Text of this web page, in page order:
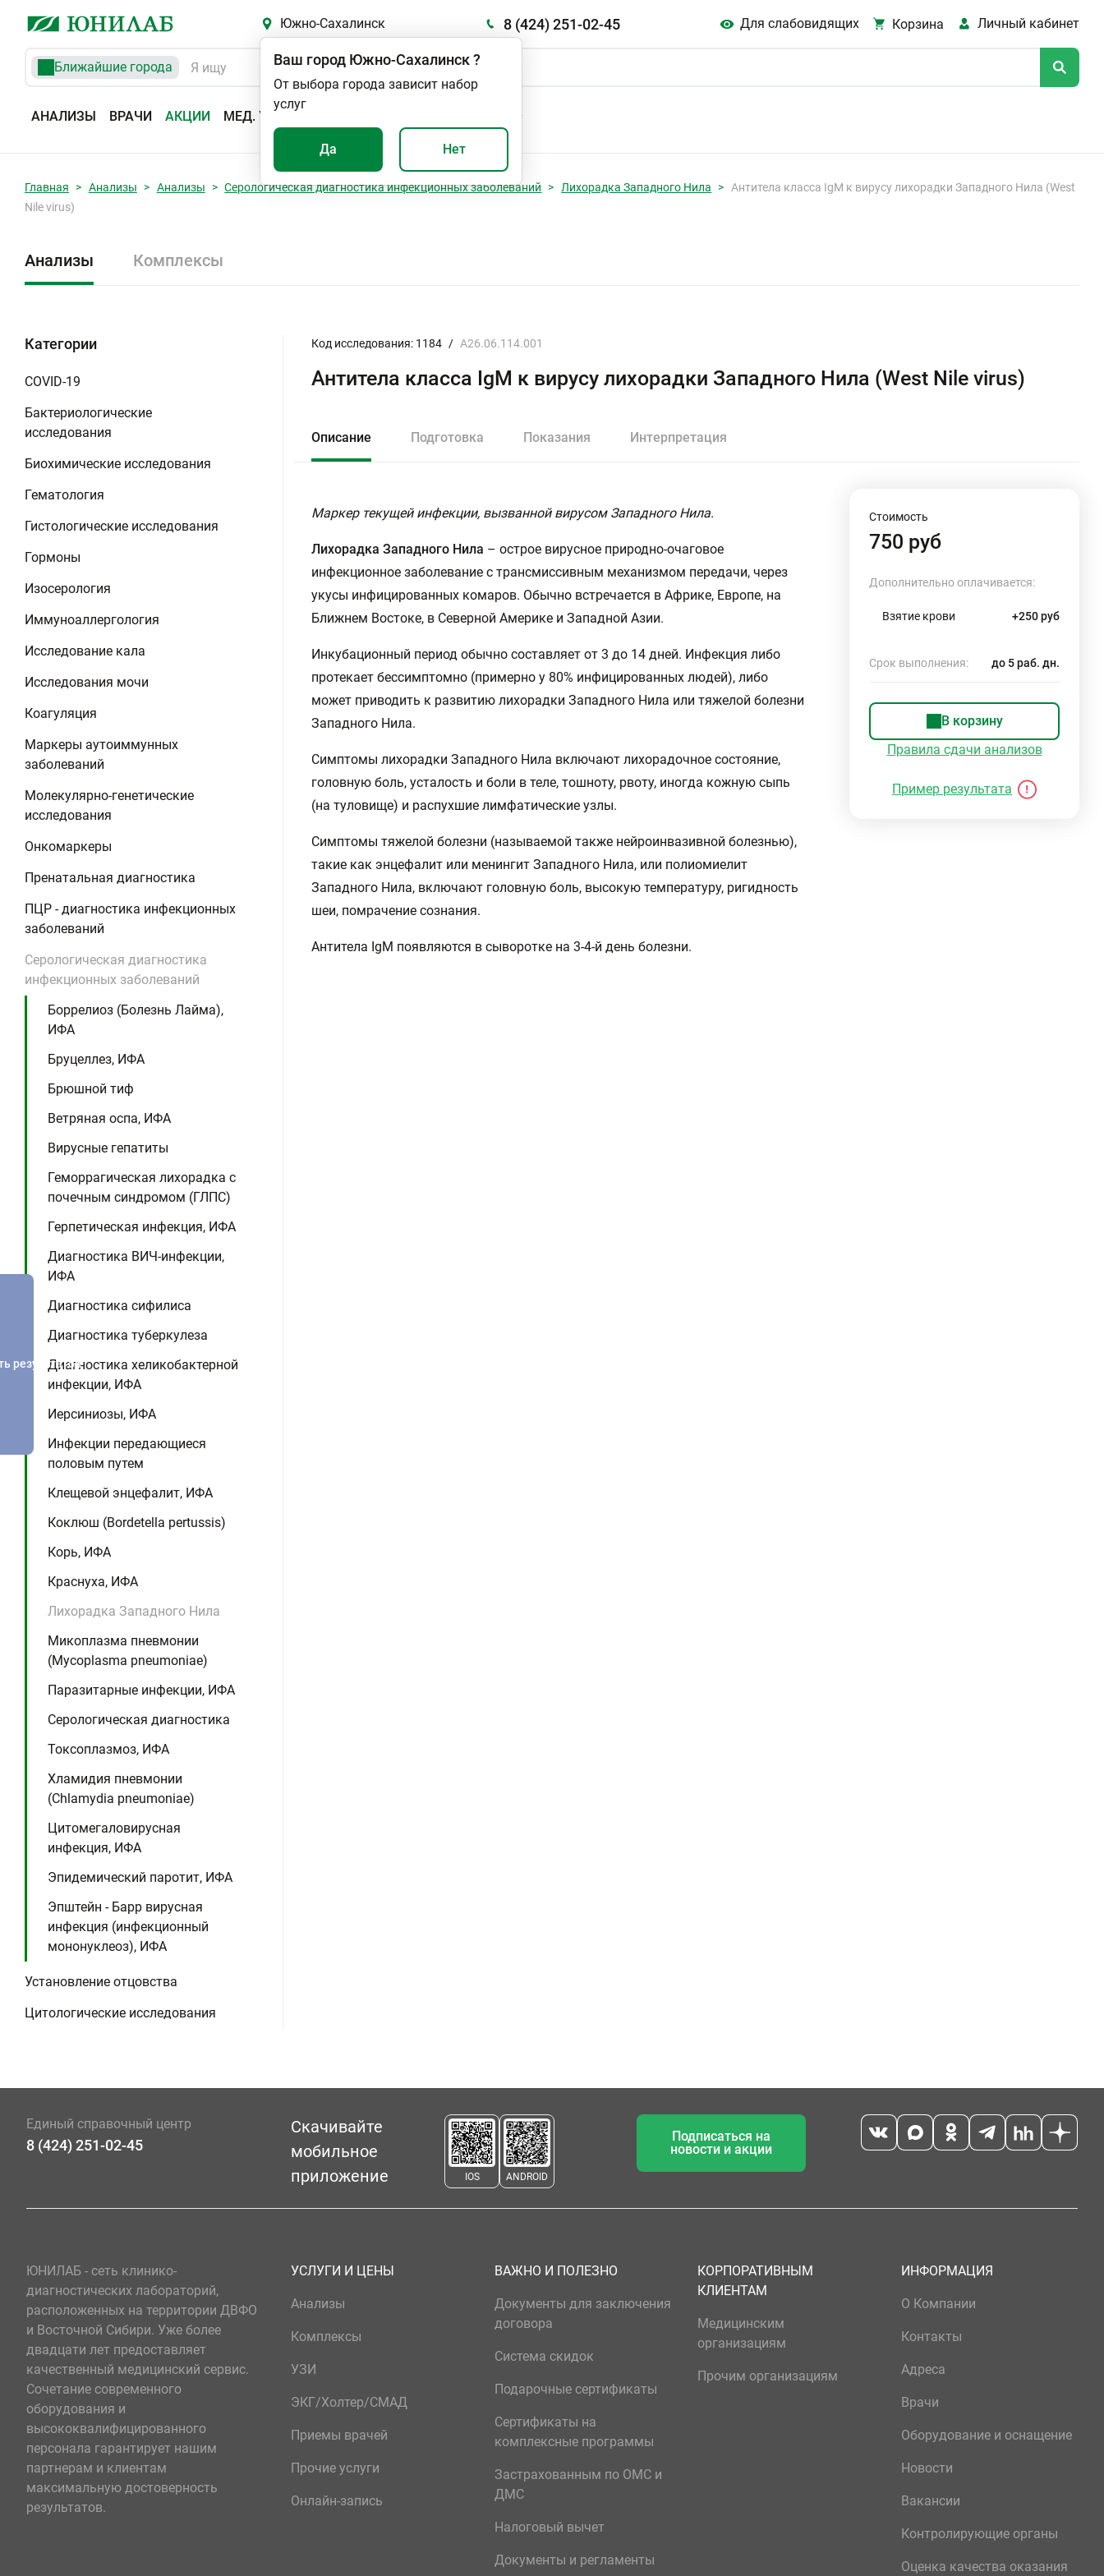
Южно-Сахалинск 8 (424) 251-02-45 Для слабовидящих Корзина Личный кабинет
Ближайшие города
АНАЛИЗЫ ВРАЧИ АКЦИИ МЕД. УСЛУГИ
Ваш город Южно-Сахалинск?
От выбора города зависит набор
услуг
Да Нет
Главная Анализы Анализы Серологическая диагностика инфекционных заболеваний Лихорадка Западного Нила
Антитела класса IgM к вирусу лихорадки Западного Нила (West
Nile virus)
Анализы Комплексы
Категории
COVID-19
Бактериологические
исследования
Биохимические исследования
Гематология
Гистологические исследования
Гормоны
Изосерология
Иммуноаллергология
Исследование кала
Исследования мочи
Коагуляция
Маркеры аутоиммунных
заболеваний
Молекулярно-генетические
исследования
Онкомаркеры
Пренатальная диагностика
ПЦР - диагностика инфекционных
заболеваний
Серологическая диагностика
инфекционных заболеваний
Боррелиоз (Болезнь Лайма),
ИФА
Бруцеллез, ИФА
Брюшной тиф
Ветряная оспа, ИФА
Вирусные гепатиты
Геморрагическая лихорадка с
почечным синдромом (ГЛПС)
Герпетическая инфекция, ИФА
Диагностика ВИЧ-инфекции,
ИФА
Диагностика сифилиса
Диагностика туберкулеза
Диагностика хеликобактерной
инфекции, ИФА
Иерсиниозы, ИФА
Инфекции передающиеся
половым путем
Клещевой энцефалит, ИФА
Коклюш (Bordetella pertussis)
Корь, ИФА
Краснуха, ИФА
Лихорадка Западного Нила
Микоплазма пневмонии
(Mycoplasma pneumoniae)
Паразитарные инфекции, ИФА
Серологическая диагностика
Токсоплазмоз, ИФА
Хламидия пневмонии
(Chlamydia pneumoniae)
Цитомегаловирусная
инфекция, ИФА
Эпидемический паротит, ИФА
Эпштейн - Барр вирусная
инфекция (инфекционный
мононуклеоз), ИФА
Установление отцовства
Цитологические исследования
Код исследования: 1184 / А26.06.114.001
Антитела класса IgM к вирусу лихорадки Западного Нила (West Nile virus)
Описание Подготовка Показания Интерпретация
Маркер текущей инфекции, вызванной вирусом Западного Нила.
Лихорадка Западного Нила – острое вирусное природно-очаговое
инфекционное заболевание с трансмиссивным механизмом передачи, через
укусы инфицированных комаров. Обычно встречается в Африке, Европе, на
Ближнем Востоке, в Северной Америке и Западной Азии.
Инкубационный период обычно составляет от 3 до 14 дней. Инфекция либо
протекает бессимптомно (примерно у 80% инфицированных людей), либо
может приводить к развитию лихорадки Западного Нила или тяжелой болезни
Западного Нила.
Симптомы лихорадки Западного Нила включают лихорадочное состояние,
головную боль, усталость и боли в теле, тошноту, рвоту, иногда кожную сыпь
(на туловище) и распухшие лимфатические узлы.
Симптомы тяжелой болезни (называемой также нейроинвазивной болезнью),
такие как энцефалит или менингит Западного Нила, или полиомиелит
Западного Нила, включают головную боль, высокую температуру, ригидность
шеи, помрачение сознания.
Антитела IgМ появляются в сыворотке на 3-4-й день болезни.
Стоимость
750 руб
Дополнительно оплачивается:
Взятие крови +250 руб
Срок выполнения: до 5 раб. дн.
В корзину
Правила сдачи анализов
Пример результата
результатов
Единый справочный центр
8 (424) 251-02-45
Скачивайте
мобильное
приложение
IOS ANDROID
Подписаться на
новости и акции
ЮНИЛАБ - сеть клинико-
диагностических лабораторий,
расположенных на территории ДВФО
и Восточной Сибири. Уже более
двадцати лет предоставляет
качественный медицинский сервис.
Сочетание современного
оборудования и
высококвалифицированного
персонала гарантирует нашим
партнерам и клиентам
максимальную достоверность
результатов.
УСЛУГИ И ЦЕНЫ
Анализы
Комплексы
УЗИ
ЭКГ/Холтер/СМАД
Приемы врачей
Прочие услуги
Онлайн-запись
ВАЖНО И ПОЛЕЗНО
Документы для заключения
договора
Система скидок
Подарочные сертификаты
Сертификаты на
комплексные программы
Застрахованным по ОМС и
ДМС
Налоговый вычет
Документы и регламенты
КОРПОРАТИВНЫМ
КЛИЕНТАМ
Медицинским
организациям
Прочим организациям
ИНФОРМАЦИЯ
О Компании
Контакты
Адреса
Врачи
Оборудование и оснащение
Новости
Вакансии
Контролирующие органы
Оценка качества оказания